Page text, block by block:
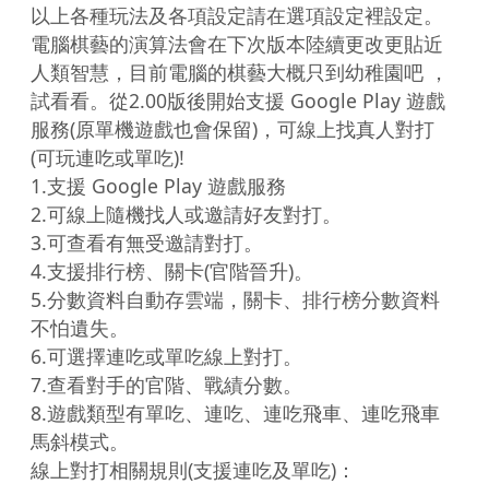
以上各種玩法及各項設定請在選項設定裡設定。
電腦棋藝的演算法會在下次版本陸續更改更貼近
人類智慧，目前電腦的棋藝大概只到幼稚園吧 ，
試看看。從2.00版後開始支援 Google Play 遊戲
服務(原單機遊戲也會保留)，可線上找真人對打
(可玩連吃或單吃)!
1.支援 Google Play 遊戲服務
2.可線上隨機找人或邀請好友對打。
3.可查看有無受邀請對打。
4.支援排行榜、關卡(官階晉升)。
5.分數資料自動存雲端，關卡、排行榜分數資料
不怕遺失。
6.可選擇連吃或單吃線上對打。
7.查看對手的官階、戰績分數。
8.遊戲類型有單吃、連吃、連吃飛車、連吃飛車
馬斜模式。
線上對打相關規則(支援連吃及單吃)：